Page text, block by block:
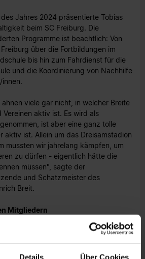
Details Über Cookies
Jahres 2024 präsentierte Tobias
beim SC Freiburg. Die
Programme ist beachtlich: Von
über die Fortbildungen im
bis hin zum Fahrdienst für die
und die Koordinierung von Nachhilfe
viele gar nicht, in welcher Breite
Vereinen aktiv ist. Es wird als
ist aber eine ganz tolle
aktiv ist. Allein um das Dreisamstadion
mussten wir jahrelang kämpfen, um
zu dürfen - eigentlich hätte die
müssen", sagte der
und Schatzmeister des
Breit.
Mitgliedern
gab es bei den Mitgliedern
abzulesen war, dass sowohl die
die Neuwahl des Vorstands und die